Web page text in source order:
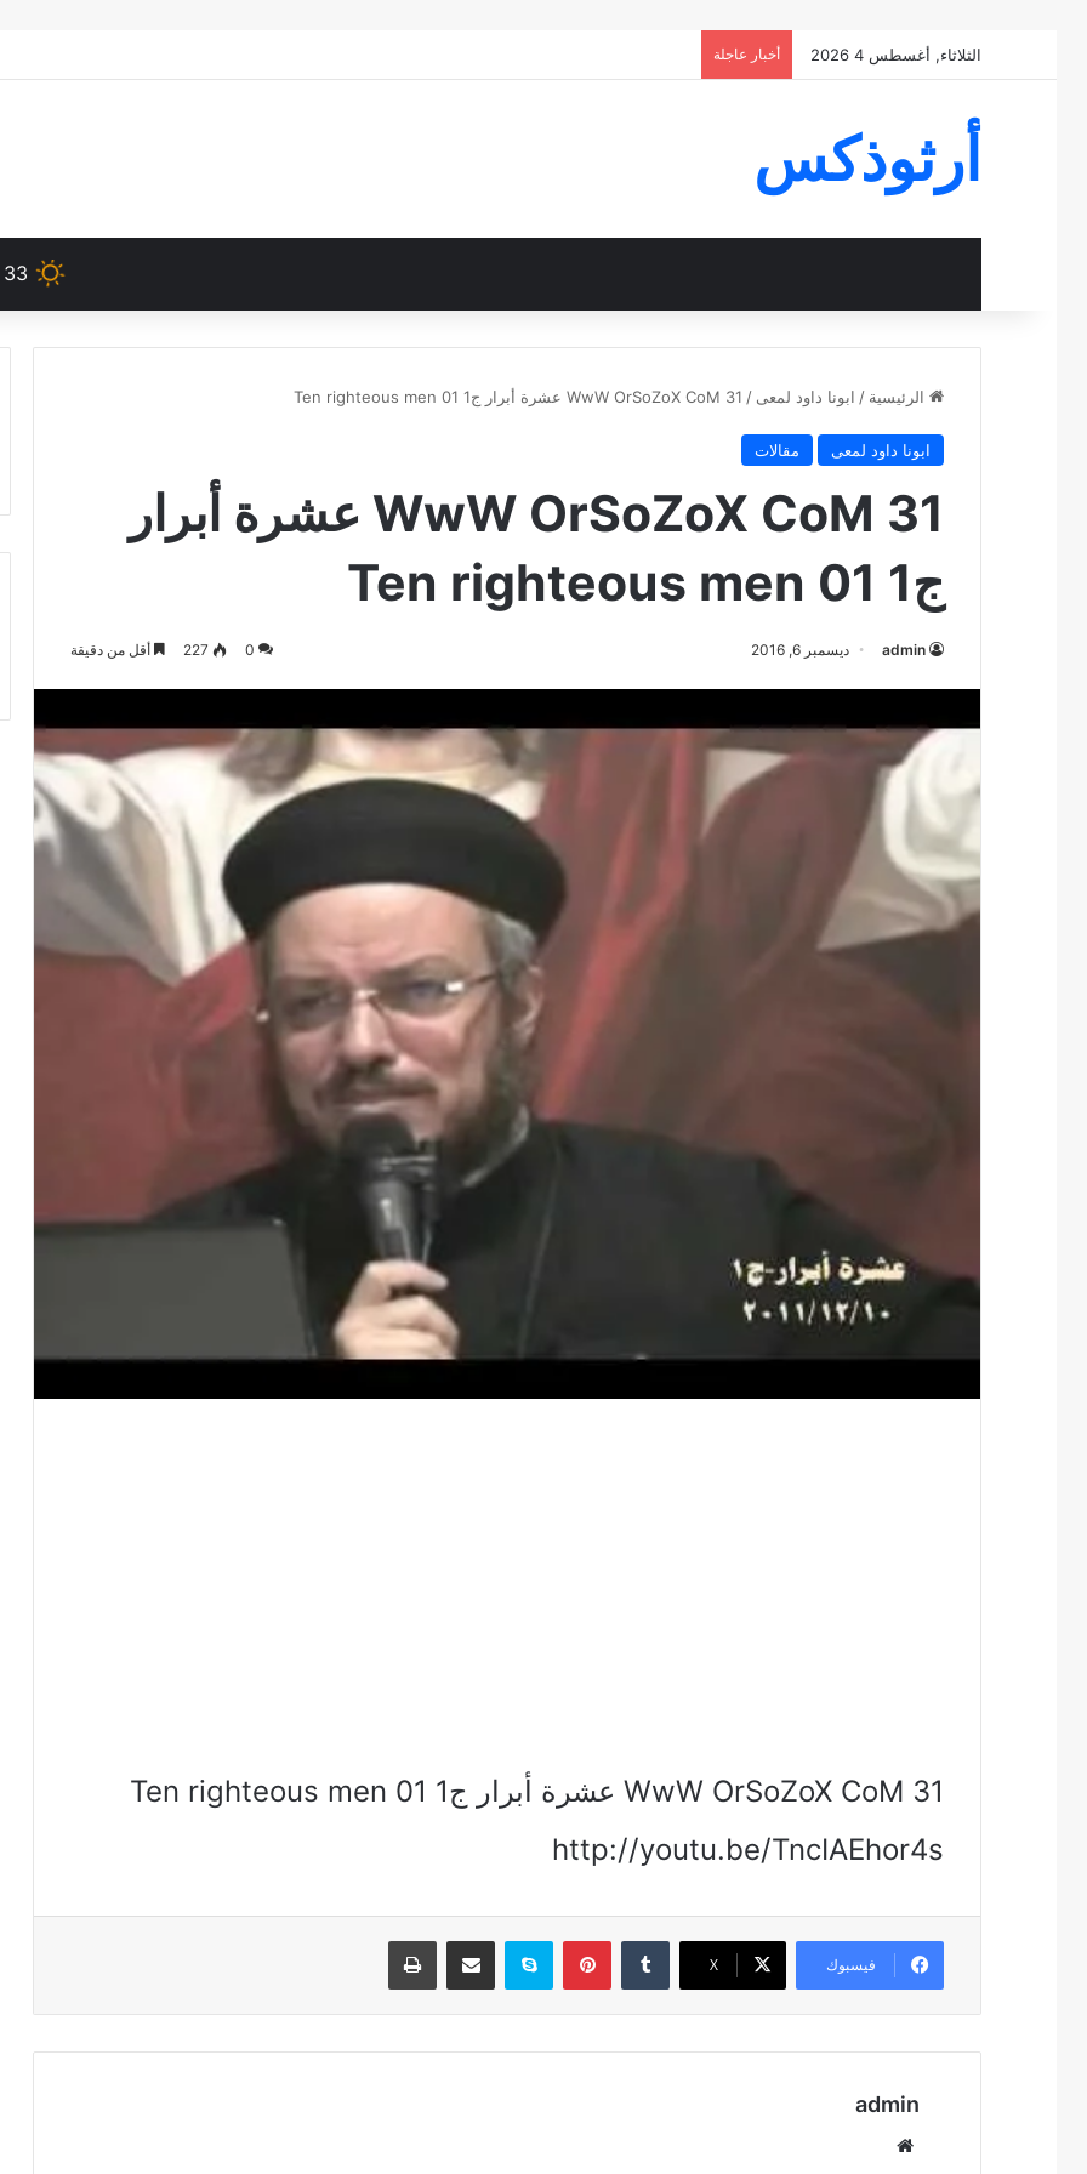
الثلاثاء, أغسطس 4 2026 أخبار عاجلة
أرثوذكس
33
الرئيسية / ابونا داود لمعى / WwW OrSoZoX CoM 31 عشرة أبرار ج1 Ten righteous men 01
ابونا داود لمعى مقالات
WwW OrSoZoX CoM 31 عشرة أبرار
ج1 Ten righteous men 01
admin ديسمبر 6, 2016 0
227 أقل من دقيقة
WwW OrSoZoX CoM 31 عشرة أبرار ج1 Ten righteous men 01
http://youtu.be/TncIAEhor4s
فيسبوك ‫X
بينتيريستسكايب مشاركة عبر البريد طباعة
admin